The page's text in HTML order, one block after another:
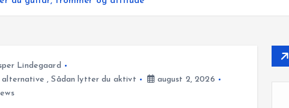
Lindegaard
alternative ,Sådan lytter du aktivt
august 2, 2026